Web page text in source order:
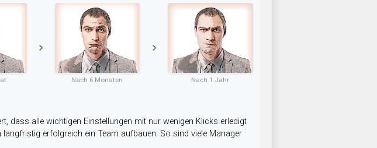
Nach 6 Monaten Nach 1 Jahr
dass alle wichtigen Einstellungen mit nur wenigen Klicks erledigt
erfolgreich ein Team aufbauen. So sind viele Manager